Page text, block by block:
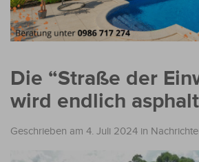
Die “Straße der
wird endlich
Geschrieben am 4. Juli 2024 in